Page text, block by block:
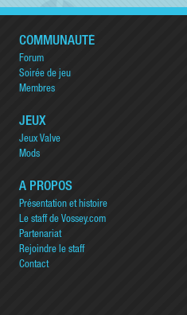
COMMUNAUTÉ
Forum
Soirée de jeu
Membres
JEUX
Jeux Valve
Mods
A PROPOS
Présentation et histoire
Le staff de Vossey.com
Partenariat
Rejoindre le staff
Contact